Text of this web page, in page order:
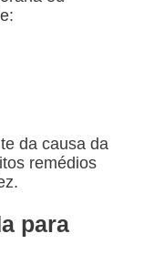
da causa da
remédios
para